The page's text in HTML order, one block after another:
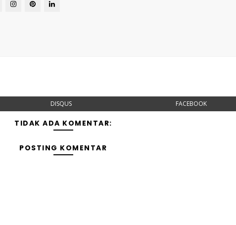
DISQUS FACEBOOK
TIDAK ADA KOMENTAR:
POSTING KOMENTAR